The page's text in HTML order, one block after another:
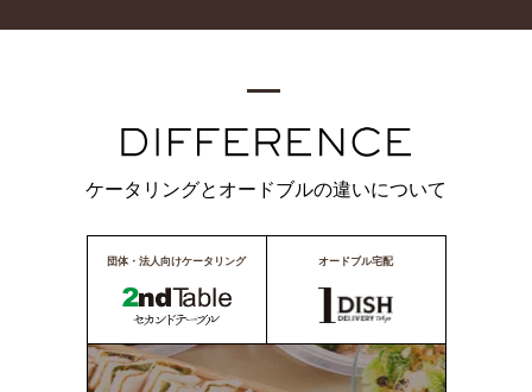
ケータリングとオードブルの違いについて
団体・法人向けケータリング オードブル宅配